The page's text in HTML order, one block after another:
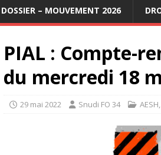
DOSSIER – MOUVEMENT 2026
PIAL : Compte-
du mercredi 18
29 mai 2022 Snudi FO 34 AESH,